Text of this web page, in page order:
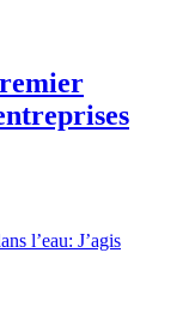
l’eau: J’agis